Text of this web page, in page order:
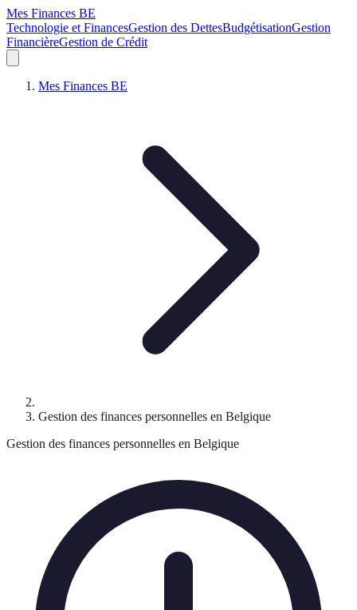
Mes Finances BE
Technologie et FinancesGestion des DettesBudgétisationGestion
FinancièreGestion de Crédit
Mes Finances BE
Gestion des finances personnelles en Belgique
Gestion des finances personnelles en Belgique